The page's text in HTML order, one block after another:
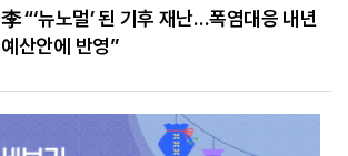
李 “‘뉴노멀’ 된 기후 재난…폭염대응 내년
예산안에 반영”